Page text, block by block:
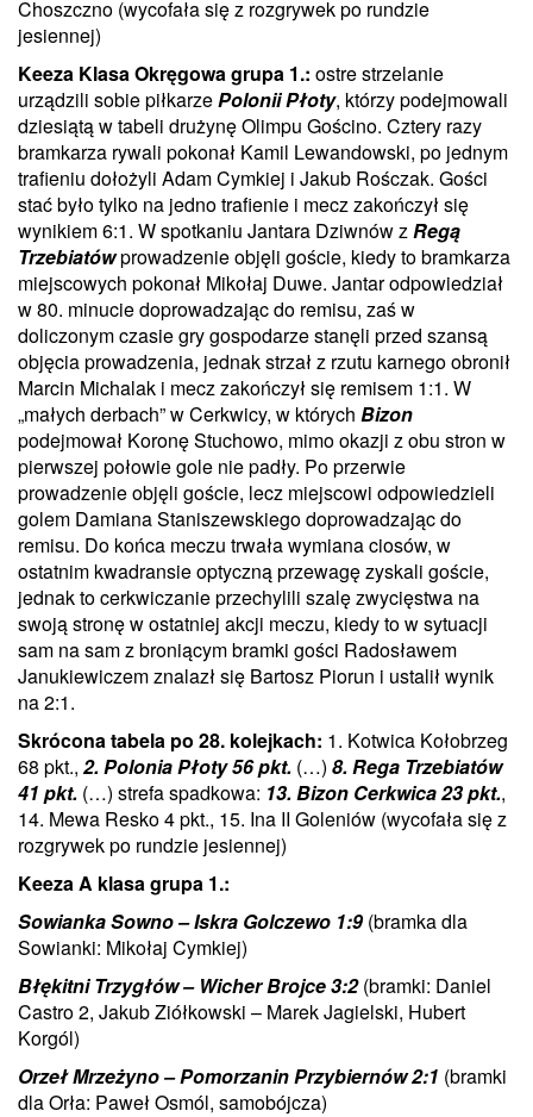
Choszczno (wycofała się z rozgrywek po rundzie
jesiennej)
Keeza Klasa Okręgowa grupa 1.: ostre strzelanie
urządzili sobie piłkarzePolonii Płoty, którzy podejmowali
dziesiątą w tabeli drużynę Olimpu Gościno. Cztery razy
bramkarza rywali pokonał Kamil Lewandowski, po jednym
trafieniu dołożyli Adam Cymkiej i Jakub Rośczak. Gości
stać było tylko na jedno trafienie i mecz zakończył się
wynikiem 6:1. W spotkaniu Jantara Dziwnów z Regą
Trzebiatówprowadzenie objęli goście, kiedy to bramkarza
miejscowych pokonał Mikołaj Duwe. Jantar odpowiedział
w 80. minucie doprowadzając do remisu, zaś w
doliczonym czasie gry gospodarze stanęli przed szansą
objęcia prowadzenia, jednak strzał z rzutu karnego obronił
Marcin Michalak i mecz zakończył się remisem 1:1. W
„małych derbach” w Cerkwicy, w których Bizon
podejmował Koronę Stuchowo, mimo okazji z obu stron w
pierwszej połowie gole nie padły. Po przerwie
prowadzenie objęli goście, lecz miejscowi odpowiedzieli
golem Damiana Staniszewskiego doprowadzając do
remisu. Do końca meczu trwała wymiana ciosów, w
ostatnim kwadransie optyczną przewagę zyskali goście,
jednak to cerkwiczanie przechylili szalę zwycięstwa na
swoją stronę w ostatniej akcji meczu, kiedy to w sytuacji
sam na sam z broniącym bramki gości Radosławem
Janukiewiczem znalazł się Bartosz Piorun i ustalił wynik
na 2:1.
Skrócona tabela po 28. kolejkach: 1. Kotwica Kołobrzeg
68 pkt., 2. Polonia Płoty 56 pkt. (…) 8. Rega Trzebiatów
41 pkt. (…) strefa spadkowa: 13. Bizon Cerkwica 23 pkt.,
14. Mewa Resko 4 pkt., 15. Ina II Goleniów (wycofała się z
rozgrywek po rundzie jesiennej)
Keeza A klasa grupa 1.:
Sowianka Sowno – Iskra Golczewo 1:9 (bramka dla
Sowianki: Mikołaj Cymkiej)
Błękitni Trzygłów – Wicher Brojce 3:2(bramki: Daniel
Castro 2, Jakub Ziółkowski – Marek Jagielski, Hubert
Korgól)
Orzeł Mrzeżyno – Pomorzanin Przybiernów 2:1 (bramki
dla Orła: Paweł Osmól, samobójcza)